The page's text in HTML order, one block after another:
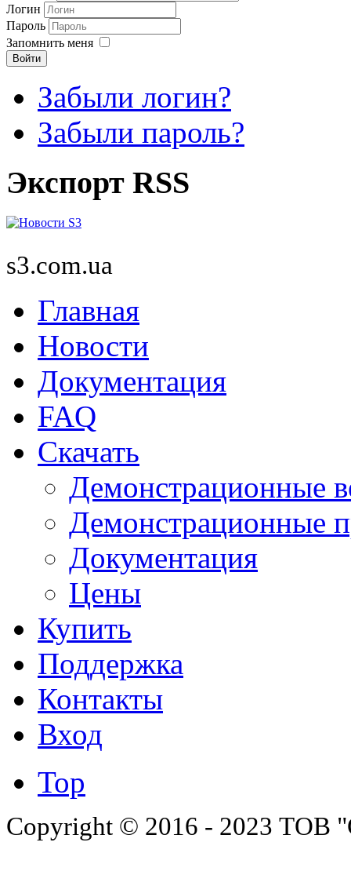
Логин
Пароль
Запомнить меня
Войти
Забыли логин?
Забыли пароль?
Экспорт RSS
s3.com.ua
Главная
Новости
Документация
FAQ
Скачать
Демонстрационные
Демонстрационные
Документация
Цены
Купить
Поддержка
Контакты
Вход
Top
Copyright © 2016 - 2023 ТОВ